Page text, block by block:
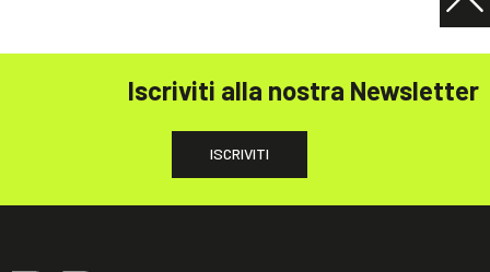
Iscriviti alla nostra Newsletter
ISCRIVITI